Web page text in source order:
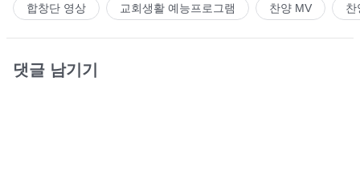
합창단 영상 교회생활 예능프로그램 찬양 MV 찬
댓글 남기기